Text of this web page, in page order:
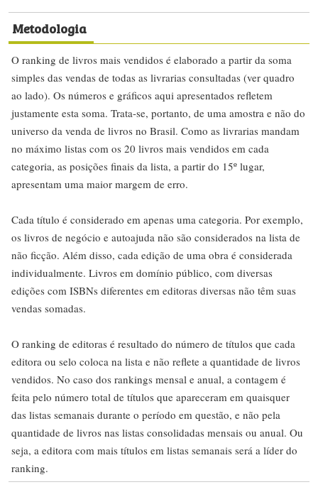
Metodologia
O ranking de livros mais vendidos é elaborado a partir da soma
simples das vendas de todas as livrarias consultadas (ver quadro
ao lado). Os números e gráficos aqui apresentados refletem
justamente esta soma. Trata-se, portanto, de uma amostra e não do
universo da venda de livros no Brasil. Como as livrarias mandam
no máximo listas com os 20 livros mais vendidos em cada
categoria, as posições finais da lista, a partir do 15º lugar,
apresentam uma maior margem de erro.
Cada título é considerado em apenas uma categoria. Por exemplo,
os livros de negócio e autoajuda não são considerados na lista de
não ficção. Além disso, cada edição de uma obra é considerada
individualmente. Livros em domínio público, com diversas
edições com ISBNs diferentes em editoras diversas não têm suas
vendas somadas.
O ranking de editoras é resultado do número de títulos que cada
editora ou selo coloca na lista e não reflete a quantidade de livros
vendidos. No caso dos rankings mensal e anual, a contagem é
feita pelo número total de títulos que apareceram em quaisquer
das listas semanais durante o período em questão, e não pela
quantidade de livros nas listas consolidadas mensais ou anual. Ou
seja, a editora com mais títulos em listas semanais será a líder do
ranking.